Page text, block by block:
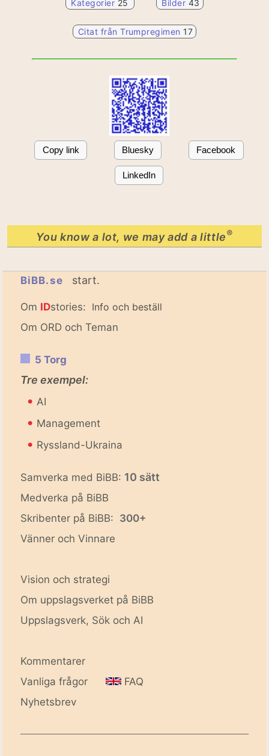
Kategorier 25 Bilder 43
Citat från Trumpregimen 17
Copy link Bluesky Facebook
LinkedIn
You know a lot, we may add a little®
BiBB.se start.
Om IDstories: Info och beställ
Om ORD och Teman
5 Torg
Tre exempel:
• AI
• Management
• Ryssland-Ukraina
Samverka med BiBB: 10 sätt
Medverka på BiBB
Skribenter på BiBB: 300+
Vänner och Vinnare
Vision och strategi
Om uppslagsverket på BiBB
Uppslagsverk, Sök och AI
Kommentarer
Vanliga frågor
FAQ
Nyhetsbrev